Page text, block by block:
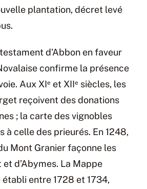
plantation, décret levé
d’Abbon en faveur
confirme la présence
Aux XIᵉ et XIIᵉ siècles, les
reçoivent des donations
; la carte des vignobles
à celle des prieurés. En 1248,
Mont Granier façonne les
et d’Abymes. La Mappe
entre 1728 et 1734,